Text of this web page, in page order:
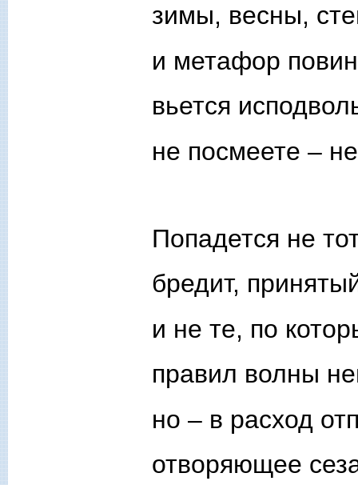
зимы, весны,
и метафор
вьется
не посмеете –
Попадется не
бредит,
и не те, по
правил волны
но – в расход
отворяющее